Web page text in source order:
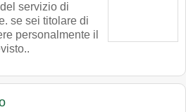
servizio di
se sei titolare di
personalmente il